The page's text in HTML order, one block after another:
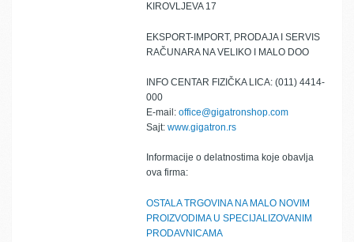
KIROVLJEVA 17
EKSPORT-IMPORT, PRODAJA I SERVIS
RAČUNARA NA VELIKO I MALO DOO
INFO CENTAR FIZIČKA LICA: (011) 4414-
000
E-mail: office@gigatronshop.com
Sajt: www.gigatron.rs
Informacije o delatnostima koje obavlja
ova firma:
OSTALA TRGOVINA NA MALO NOVIM
PROIZVODIMA U SPECIJALIZOVANIM
PRODAVNICAMA